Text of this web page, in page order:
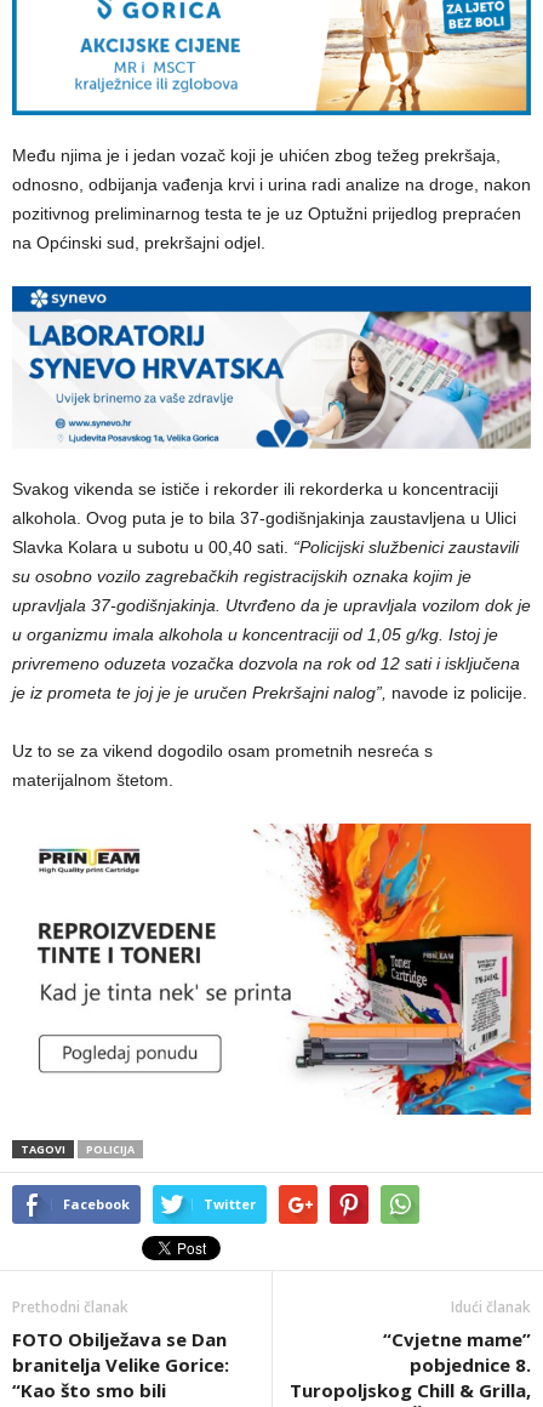
Među njima je i jedan vozač koji je uhićen zbog težeg prekršaja,
odnosno, odbijanja vađenja krvi i urina radi analize na droge, nakon
pozitivnog preliminarnog testa te je uz Optužni prijedlog prepraćen
na Općinski sud, prekršajni odjel.
Svakog vikenda se ističe i rekorder ili rekorderka u koncentraciji
alkohola. Ovog puta je to bila 37-godišnjakinja zaustavljena u Ulici
Slavka Kolara u subotu u 00,40 sati. “Policijski službenici zaustavili
su osobno vozilo zagrebačkih registracijskih oznaka kojim je
upravljala 37-godišnjakinja. Utvrđeno da je upravljala vozilom dok je
u organizmu imala alkohola u koncentraciji od 1,05 g/kg. Istoj je
privremeno oduzeta vozačka dozvola na rok od 12 sati i isključena
je iz prometa te joj je je uručen Prekršajni nalog”, navode iz policije.
Uz to se za vikend dogodilo osam prometnih nesreća s
materijalnom štetom.
TAGOVI POLICIJA
Facebook Twitter
Prethodni članak
FOTO Obilježava se Dan
branitelja Velike Gorice:
“Kao što smo bili
Idući članak
“Cvjetne mame”
pobjednice 8.
Turopoljskog Chill & Grilla,